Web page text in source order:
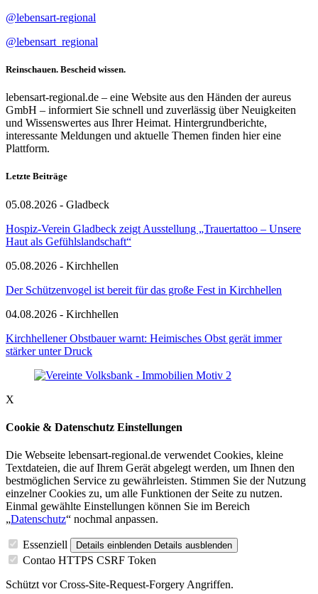
@lebensart-regional
@lebensart_regional
Reinschauen. Bescheid wissen.
lebensart-regional.de – eine Website aus den Händen der aureus
GmbH – informiert Sie schnell und zuverlässig über Neuigkeiten
und Wissenswertes aus Ihrer Heimat. Hintergrundberichte,
interessante Meldungen und aktuelle Themen finden hier eine
Plattform.
Letzte Beiträge
05.08.2026 - Gladbeck
Hospiz-Verein Gladbeck zeigt Ausstellung „Trauertattoo – Unsere
Haut als Gefühlslandschaft“
05.08.2026 - Kirchhellen
Der Schützenvogel ist bereit für das große Fest in Kirchhellen
04.08.2026 - Kirchhellen
Kirchhellener Obstbauer warnt: Heimisches Obst gerät immer
stärker unter Druck
X
Cookie & Datenschutz Einstellungen
Die Webseite lebensart-regional.de verwendet Cookies, kleine
Textdateien, die auf Ihrem Gerät abgelegt werden, um Ihnen den
bestmöglichen Service zu gewährleisten. Stimmen Sie der Nutzung
einzelner Cookies zu, um alle Funktionen der Seite zu nutzen.
Einmal gewählte Einstellungen können Sie im Bereich
„Datenschutz“ nochmal anpassen.
Essenziell Details einblenden Details ausblenden
Contao HTTPS CSRF Token
Schützt vor Cross-Site-Request-Forgery Angriffen.